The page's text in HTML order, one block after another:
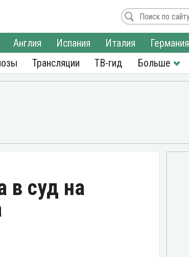
Англия Испания Италия Германия
Трансляции ТВ-гид
в суд на